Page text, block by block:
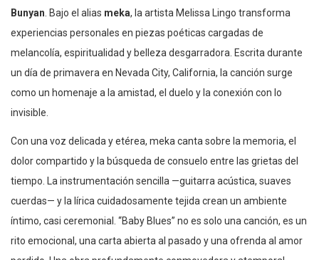
Bunyan . Bajo el alias meka, la artista Melissa Lingo transforma
experiencias personales en piezas poéticas cargadas de
melancolía, espiritualidad y belleza desgarradora. Escrita durante
un día de primavera en Nevada City, California, la canción surge
como un homenaje a la amistad, el duelo y la conexión con lo
invisible.
Con una voz delicada y etérea, meka canta sobre la memoria, el
dolor compartido y la búsqueda de consuelo entre las grietas del
tiempo. La instrumentación sencilla —guitarra acústica, suaves
cuerdas— y la lírica cuidadosamente tejida crean un ambiente
íntimo, casi ceremonial. “Baby Blues” no es solo una canción, es un
rito emocional, una carta abierta al pasado y una ofrenda al amor